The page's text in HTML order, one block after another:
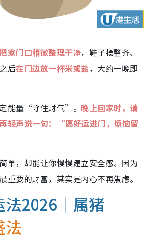
把家门口稍微整理干净，鞋子摆整齐、
后在门边放一杯米或盐，大约一晚即
能量“守住财气”。 晚上回家时，请
轻声说一句：“愿好运进门，烦恼留
单，却能让你慢慢建立安全感。因为
重要的财富，其实是内心不再焦虑。
法2026｜属猪
法